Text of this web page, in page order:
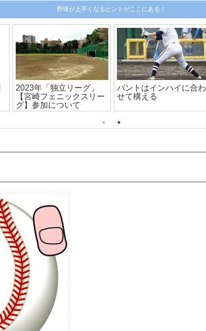
野球が上手くなるヒントがここにある！
2023年「独立リーグ」
【宮崎フェニックスリー
グ】参加について
バントはインハイに合わ
せて構える